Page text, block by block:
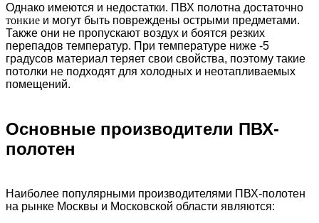
Однако имеются и недостатки. ПВХ полотна достаточно
тонкие и могут быть повреждены острыми предметами.
Также они не пропускают воздух и боятся резких
перепадов температур. При температуре ниже -5
градусов материал теряет свои свойства, поэтому такие
потолки не подходят для холодных и неотапливаемых
помещений.
Основные производители ПВХ-
полотен
Наиболее популярными производителями ПВХ-полотен
на рынке Москвы и Московской области являются: